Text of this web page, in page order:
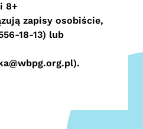
8+
zapisy osobiście,
18-13) lub
).